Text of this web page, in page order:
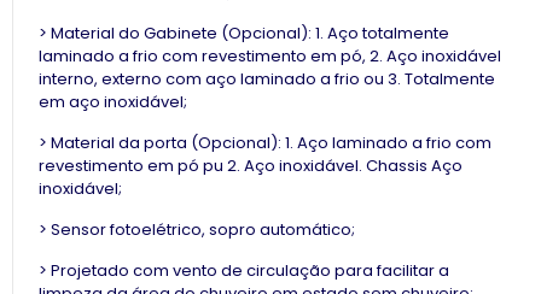
> Material do Gabinete (Opcional): 1. Aço totalmente
laminado a frio com revestimento em pó, 2. Aço inoxidável
interno, externo com aço laminado a frio ou 3. Totalmente
em aço inoxidável;
> Material da porta (Opcional): 1. Aço laminado a frio com
revestimento em pó pu 2. Aço inoxidável. Chassis Aço
inoxidável;
> Sensor fotoelétrico, sopro automático;
> Projetado com vento de circulação para facilitar a